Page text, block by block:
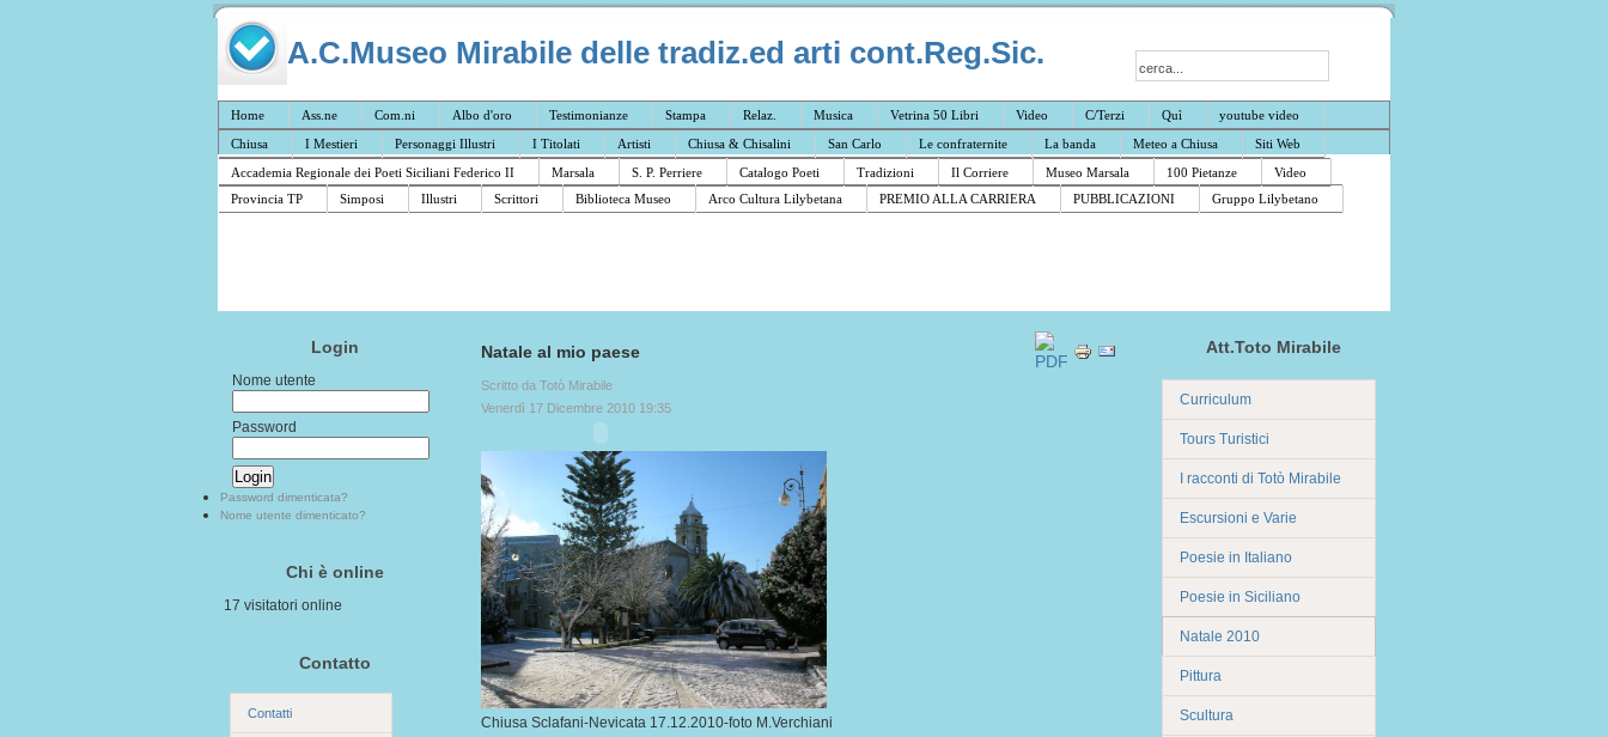
A.C.Museo Mirabile delle tradiz.ed arti cont.Reg.Sic.
Home Ass.ne Com.ni Albo d'oro Testimonianze Stampa Relaz. Musica Vetrina 50 Libri Video C/Terzi Quì
youtube video
Chiusa
I Mestieri Personaggi Illustri I Titolati Artisti Chiusa & Chisalini San Carlo Le confraternite La banda Meteo a Chiusa
Siti Web
Accademia Regionale dei Poeti Siciliani Federico II
Marsala S. P. Perriere Catalogo Poeti Tradizioni Il Corriere Museo Marsala 100 Pietanze
Video
Provincia TP
Simposi Illustri Scrittori Biblioteca Museo Arco Cultura Lilybetana PREMIO ALLA CARRIERA PUBBLICAZIONI Gruppo Lilybetano
Login
Nome utente
Password
Password dimenticata?
Nome utente dimenticato?
Chi è online
17 visitatori online
Contatto
Contatti
Natale al mio paese
Scritto da Totò Mirabile
Venerdì 17 Dicembre 2010 19:35
Chiusa Sclafani-Nevicata 17.12.2010-foto M.Verchiani
Att.Toto Mirabile
Curriculum
Tours Turistici
I racconti di Totò Mirabile
Escursioni e Varie
Poesie in Italiano
Poesie in Siciliano
Natale 2010
Pittura
Scultura